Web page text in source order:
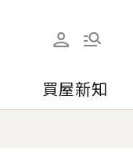
買屋新知